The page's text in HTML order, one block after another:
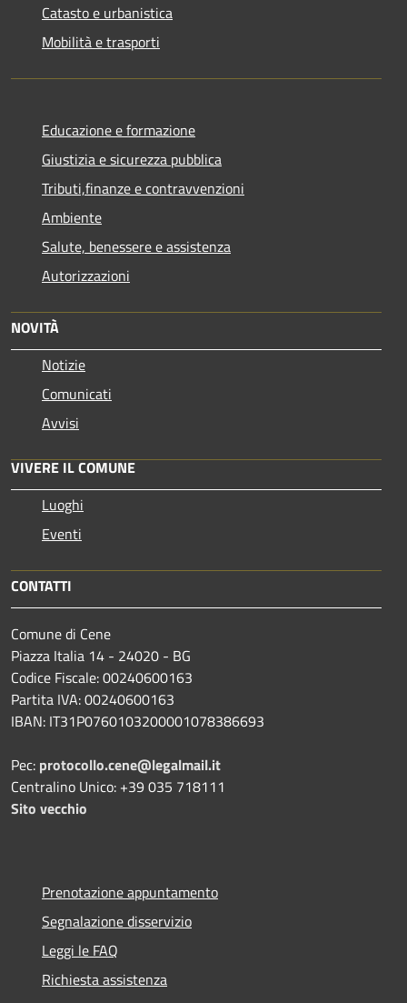
Catasto e urbanistica
Mobilità e trasporti
Educazione e formazione
Giustizia e sicurezza pubblica
Tributi,finanze e contravvenzioni
Ambiente
Salute, benessere e assistenza
Autorizzazioni
NOVITÀ
Notizie
Comunicati
Avvisi
VIVERE IL COMUNE
Luoghi
Eventi
CONTATTI
Comune di Cene
Piazza Italia 14 - 24020 - BG
Codice Fiscale: 00240600163
Partita IVA: 00240600163
IBAN: IT31P0760103200001078386693
Pec: protocollo.cene@legalmail.it
Centralino Unico: +39 035 718111
Sito vecchio
Prenotazione appuntamento
Segnalazione disservizio
Leggi le FAQ
Richiesta assistenza